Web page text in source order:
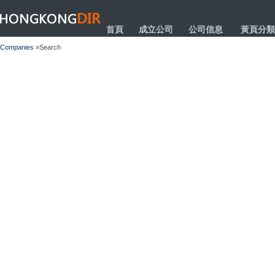
HONGKONGDIR
首頁 成立公司 公司信息 黃頁分類
Companies »Search